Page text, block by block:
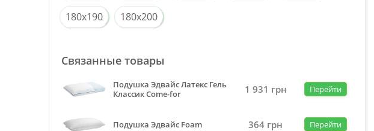
180x190 180x200
Связанные товары
Подушка Эдвайс Латекс Гель
Классик Come-for
1 931 грн Перейти
Подушка Эдвайс Foam 364 грн Перейти